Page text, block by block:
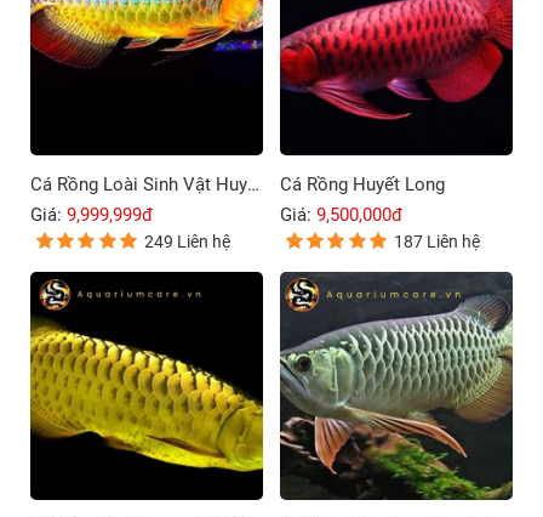
Cá Rồng Loài Sinh Vật Huyền Bí Và Đầy Sức Mạnh
Giá: 9,999,999đ
249 Liên hệ
Cá Rồng Huyết Long
Giá: 9,500,000đ
187 Liên hệ